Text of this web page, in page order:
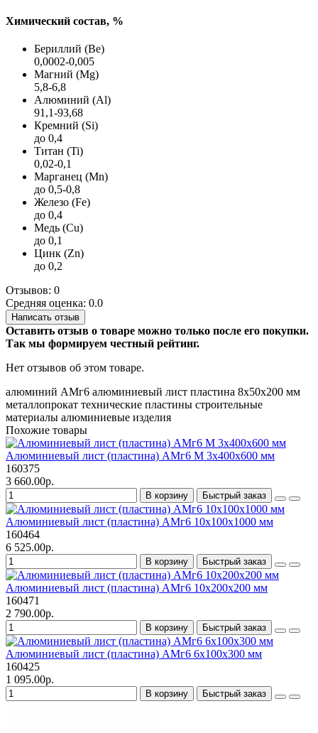
Химический состав, %
Бериллий (Be)
0,0002-0,005
Магний (Mg)
5,8-6,8
Алюминий (Al)
91,1-93,68
Кремний (Si)
до 0,4
Титан (Ti)
0,02-0,1
Марганец (Mn)
до 0,5-0,8
Железо (Fe)
до 0,4
Медь (Cu)
до 0,1
Цинк (Zn)
до 0,2
Отзывов: 0
Средняя оценка: 0.0
Написать отзыв
Оставить отзыв о товаре можно только после его покупки.
Так мы формируем честный рейтинг.
Нет отзывов об этом товаре.
алюминий АМг6 алюминиевый лист пластина 8х50х200 мм
металлопрокат технические пластины строительные
материалы алюминиевые изделия
Похожие товары
Алюминиевый лист (пластина) АМг6 М 3х400х600 мм
160375
3 660.00р.
В корзину Быстрый заказ
Алюминиевый лист (пластина) АМг6 10х100х1000 мм
160464
6 525.00р.
В корзину Быстрый заказ
Алюминиевый лист (пластина) АМг6 10х200х200 мм
160471
2 790.00р.
В корзину Быстрый заказ
Алюминиевый лист (пластина) АМг6 6х100х300 мм
160425
1 095.00р.
В корзину Быстрый заказ